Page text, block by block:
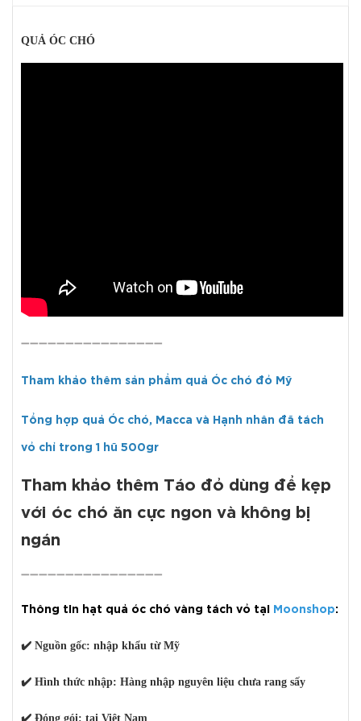
QUẢ ÓC CHÓ
➖➖➖➖➖➖➖➖➖➖➖➖➖➖➖➖
Tham khảo thêm sản phẩm quả Óc chó đỏ Mỹ
Tổng hợp quả Óc chó, Macca và Hạnh nhân đã tách
vỏ chỉ trong 1 hũ 500gr
Tham khảo thêm Táo đỏ dùng để kẹp
với óc chó ăn cực ngon và không bị
ngán
➖➖➖➖➖➖➖➖➖➖➖➖➖➖➖➖
Thông tin hạt quả óc chó vàng tách vỏ tại Moonshop:
✔️ Nguồn gốc: nhập khẩu từ Mỹ
✔️ Hình thức nhập: Hàng nhập nguyên liệu chưa rang sấy
✔️ Đóng gói: tại Việt Nam